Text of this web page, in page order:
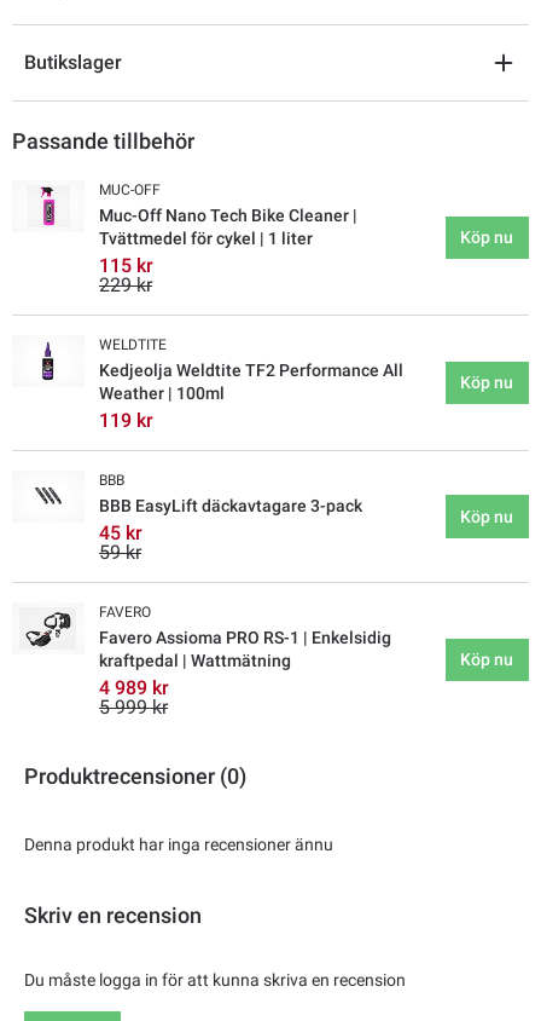
Butikslager
Passande tillbehör
MUC-OFF
Muc-Off Nano Tech Bike Cleaner |
Tvättmedel för cykel | 1 liter
115 kr
229 kr
Köp nu
WELDTITE
Kedjeolja Weldtite TF2 Performance All
Weather | 100ml
119 kr
Köp nu
BBB
BBB EasyLift däckavtagare 3-pack
45 kr
59 kr
Köp nu
FAVERO
Favero Assioma PRO RS-1 | Enkelsidig
kraftpedal | Wattmätning
4 989 kr
5 999 kr
Köp nu
Produktrecensioner (0)
Denna produkt har inga recensioner ännu
Skriv en recension
Du måste logga in för att kunna skriva en recension